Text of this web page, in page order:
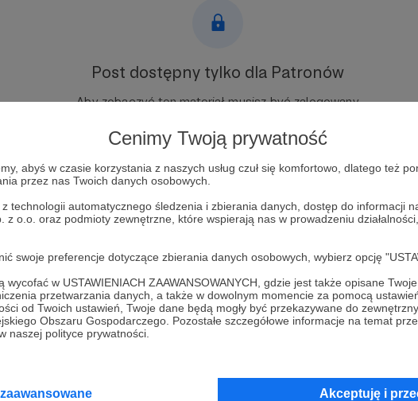
Cenimy Twoją prywatność
abyś w czasie korzystania z naszych usług czuł się komfortowo, dlatego też
przez nas Twoich danych osobowych.
technologii automatycznego śledzenia i zbierania danych, dostęp do informacji
z o.o. oraz podmioty zewnętrzne, które wspierają nas w prowadzeniu
swoje preferencje dotyczące zbierania danych osobowych, wybierz opcję
w USTAWIENIACH ZAAWANSOWANYCH, gdzie jest także opisane
przetwarzania danych, a także w dowolnym momencie za pomocą
od Twoich ustawień, Twoje dane będą mogły być przekazywane do
Obszaru Gospodarczego. Pozostałe szczegółowe informacje na temat
naszej polityce prywatności.
Akceptuję i
Post dostępny tylko dla Patronów
Aby zobaczyć ten materiał musisz być zalogowany
Zostań Patronem
Zaloguj się
Zobacz